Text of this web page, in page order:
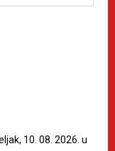
10. 08. 2026. u